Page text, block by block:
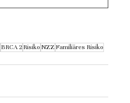
BRCA 2 Risiko NZZ Familiäres Risiko